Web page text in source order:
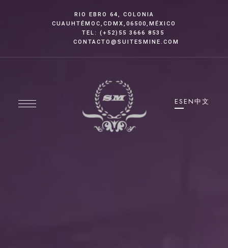
RIO EBRO 64, COLONIA
CUAUHTÉMOC,CDMX,06500,MÉXICO
TEL: (+52)55 3666 8535
CONTACTO@SUITESMINE.COM
ES EN中文